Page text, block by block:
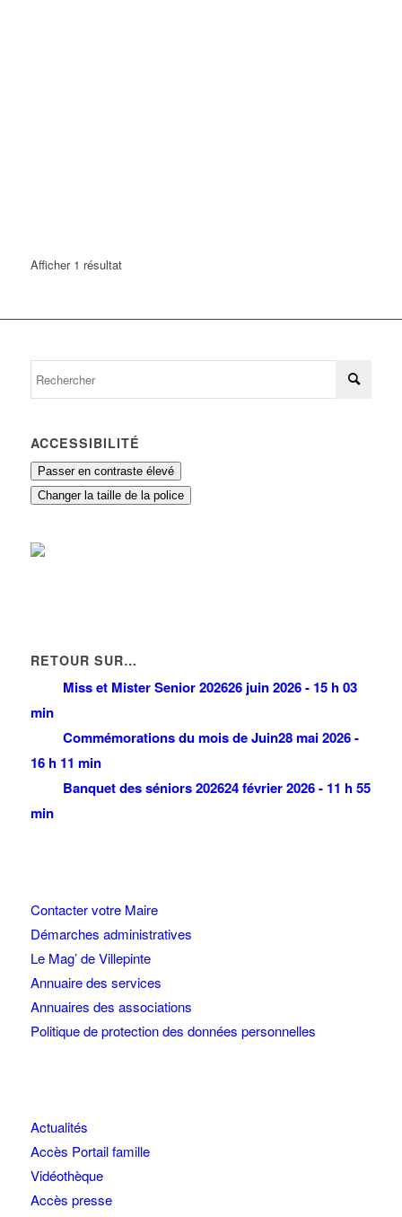
Afficher 1 résultat
ACCESSIBILITÉ
Passer en contraste élevé
Changer la taille de la police
RETOUR SUR…
Miss et Mister Senior 202626 juin 2026 - 15 h 03
min
Commémorations du mois de Juin28 mai 2026 -
16 h 11 min
Banquet des séniors 202624 février 2026 - 11 h 55
min
Contacter votre Maire
Démarches administratives
Le Mag’ de Villepinte
Annuaire des services
Annuaires des associations
Politique de protection des données personnelles
Actualités
Accès Portail famille
Vidéothèque
Accès presse